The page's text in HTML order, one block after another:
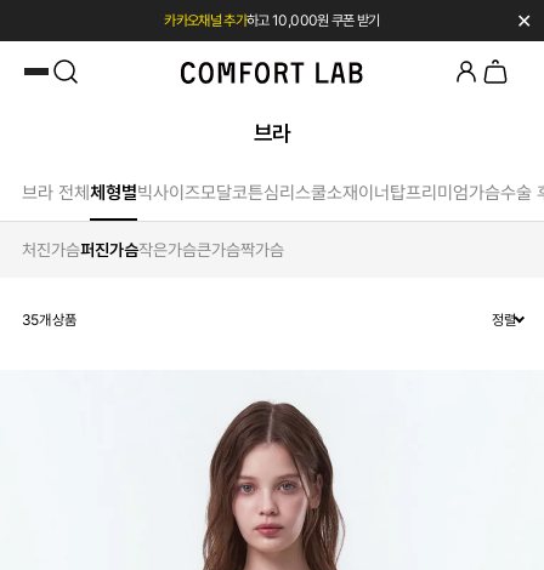
첫 구매 시 베스트셀러 50% 즉시 할인 ✕
브라
브라 전체체형별빅사이즈모달코튼심리스쿨소재이너탑프리미엄가슴수술
처진가슴퍼진가슴작은가슴큰가슴짝가슴
35개 상품 정렬